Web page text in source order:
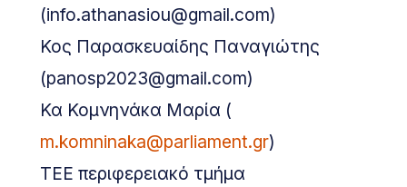
(info.athanasiou@gmail.com)
Κος Παρασκευαίδης Παναγιώτης
(panosp2023@gmail.com)
Κα Κομνηνάκα Μαρία (
m.komninaka@parliament.gr)
ΤΕΕ περιφερειακό τμήμα